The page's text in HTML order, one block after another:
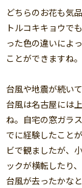
どちらのお花も気
トルコキキョウで
った色の違いによ
ことができますね。
台風や地震が続い
台風は名古屋には
ね。自宅の窓ガラ
でに経験したこと
ビで観ましたが、
ックが横転したり
台風が去ったかな